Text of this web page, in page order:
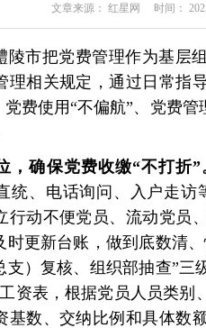
文章来源： 红星网 时间：
陵市把党费管理作为基层
理相关规定，通过日常指
党费使用“不偏航”、党费
，确保党费收缴“不打折”
统、电话询问、入户走访
行动不便党员、流动党员
时更新台账，做到底数清
支）复核、组织部抽查”三
资表，根据党员人员类别
基数、交纳比例和具体数